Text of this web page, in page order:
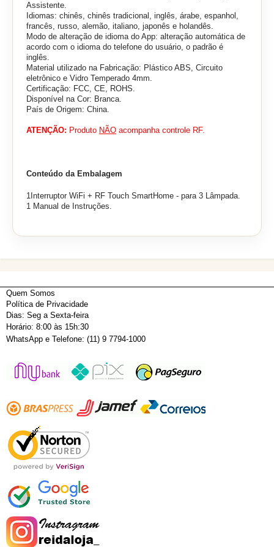
Assistente.
Idiomas: chinês, chinês tradicional, inglês, árabe, espanhol,
francês, russo, alemão, italiano, japonês e holandês.
Modo de alteração de idioma do App: alteração automática de
acordo com o idioma do telefone do usuário, o padrão é
inglês.
Material utilizado na Fabricação: Plástico ABS, Circuito
eletrônico e Vidro Temperado 4mm.
Certificação: FCC, CE, ROHS.
Disponível na Cor: Branca.
País de Origem: China.
ATENÇÃO: Produto NÃO acompanha controle RF.
Conteúdo da Embalagem
1Interruptor WiFi + RF Touch SmartHome - para 3 Lâmpada.
1 Manual de Instruções.
Quem Somos
Política de Privacidade
Dias: Seg a Sexta-feira
Horário: 8:00 às 15h:30
WhatsApp e Telefone: (11) 9 7794-1000